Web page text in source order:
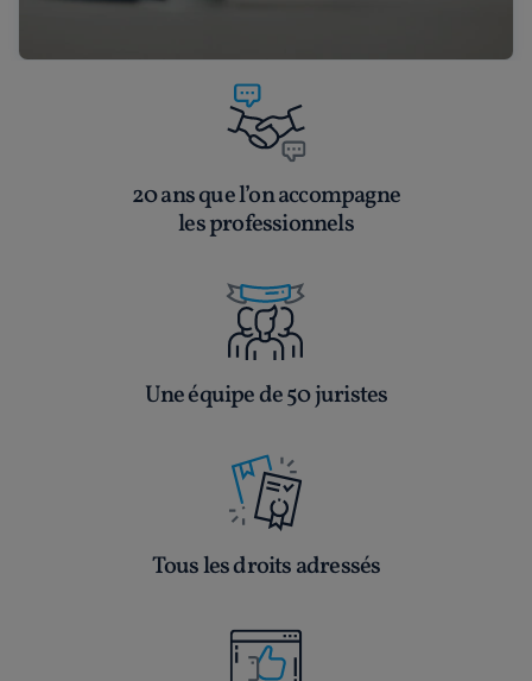
20 ans que l’on accompagne
les professionnels
Une équipe de 50 juristes
Tous les droits adressés